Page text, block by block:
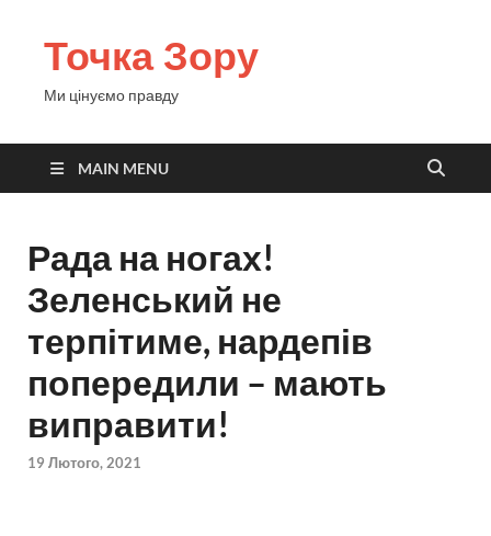
Точка Зору
Ми цінуємо правду
MAIN MENU
Рада на ногах!
Зеленський не
терпітиме, нардепів
попередили – мають
виправити!
19 Лютого, 2021